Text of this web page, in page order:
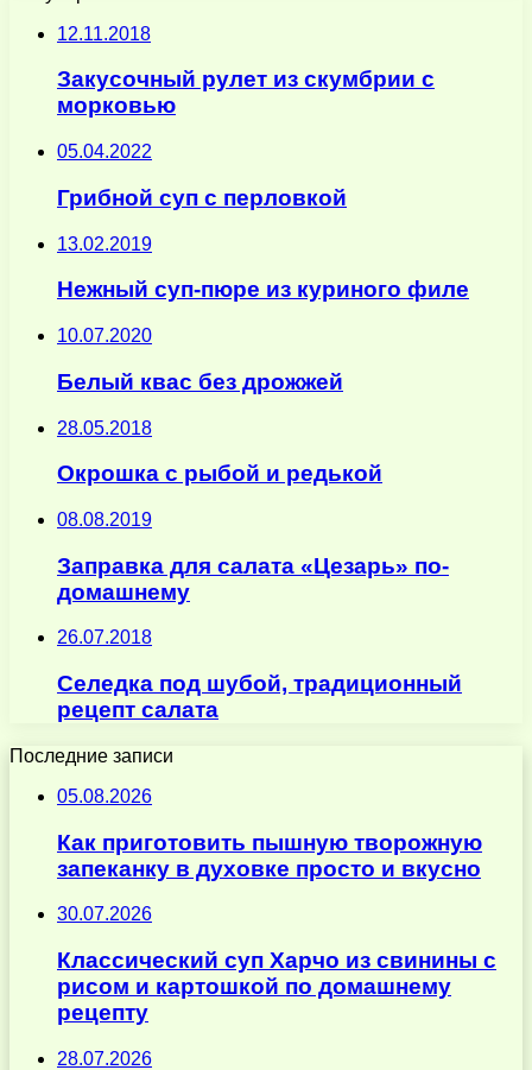
12.11.2018
Закусочный рулет из скумбрии с
морковью
05.04.2022
Грибной суп с перловкой
13.02.2019
Нежный суп-пюре из куриного филе
10.07.2020
Белый квас без дрожжей
28.05.2018
Окрошка с рыбой и редькой
08.08.2019
Заправка для салата «Цезарь» по-
домашнему
26.07.2018
Селедка под шубой, традиционный
рецепт салата
Последние записи
05.08.2026
Как приготовить пышную творожную
запеканку в духовке просто и вкусно
30.07.2026
Классический суп Харчо из свинины с
рисом и картошкой по домашнему
рецепту
28.07.2026